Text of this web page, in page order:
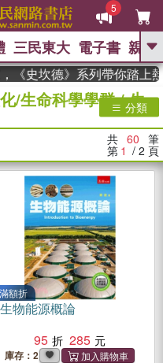
5
GO
東野圭吾 、 高希均教授回憶錄
、 、 如果歷
喵 、 暑期推薦 、 國際布克
台灣的李
、 數學女孩：黎曼猜想 、
走神經
三民東大 電子書 親子
德》系列帶你踏上熱血奇
/生命科學學群/生
分類
共 60 筆
第 1 / 2 頁
滿額折
生物能源概論
95
285
庫存：2